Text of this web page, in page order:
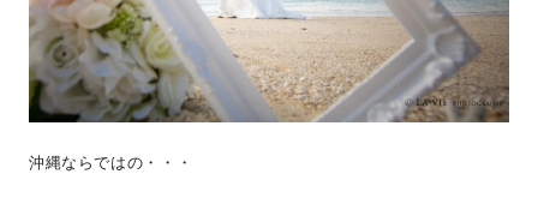
沖縄ならではの・・・